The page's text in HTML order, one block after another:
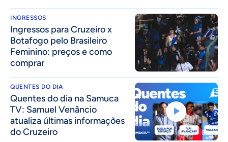
INGRESSOS
Ingressos para Cruzeiro x
Botafogo pelo Brasileiro
Feminino: preços e como
comprar
QUENTES DO DIA
Quentes do dia na Samuca
TV: Samuel Venâncio
atualiza últimas informações
do Cruzeiro